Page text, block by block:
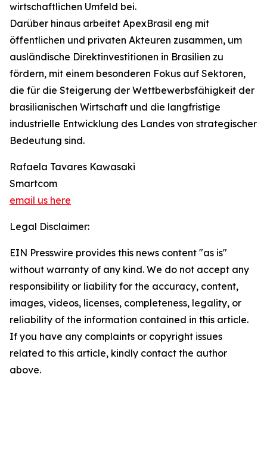
wirtschaftlichen Umfeld bei.
Darüber hinaus arbeitet ApexBrasil eng mit
öffentlichen und privaten Akteuren zusammen, um
ausländische Direktinvestitionen in Brasilien zu
fördern, mit einem besonderen Fokus auf Sektoren,
die für die Steigerung der Wettbewerbsfähigkeit der
brasilianischen Wirtschaft und die langfristige
industrielle Entwicklung des Landes von strategischer
Bedeutung sind.
Rafaela Tavares Kawasaki
Smartcom
email us here
Legal Disclaimer:
EIN Presswire provides this news content "as is"
without warranty of any kind. We do not accept any
responsibility or liability for the accuracy, content,
images, videos, licenses, completeness, legality, or
reliability of the information contained in this article.
If you have any complaints or copyright issues
related to this article, kindly contact the author
above.